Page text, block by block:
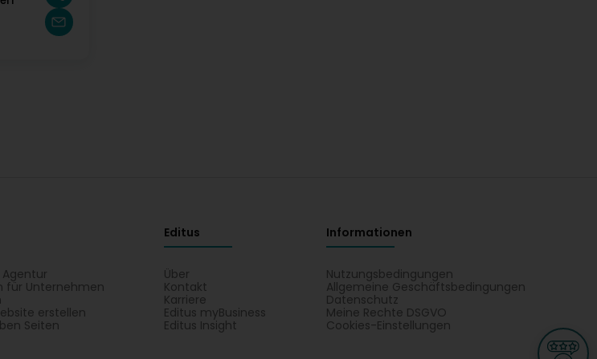
für Unternehmen
erstellen
Seiten
Editus
Über
Kontakt
Karriere
Editus myBusiness
Editus Insight
Informationen
Nutzungsbedingungen
Allgemeine Geschäftsbedingungen
Datenschutz
Meine Rechte DSGVO
Cookies-Einstellungen